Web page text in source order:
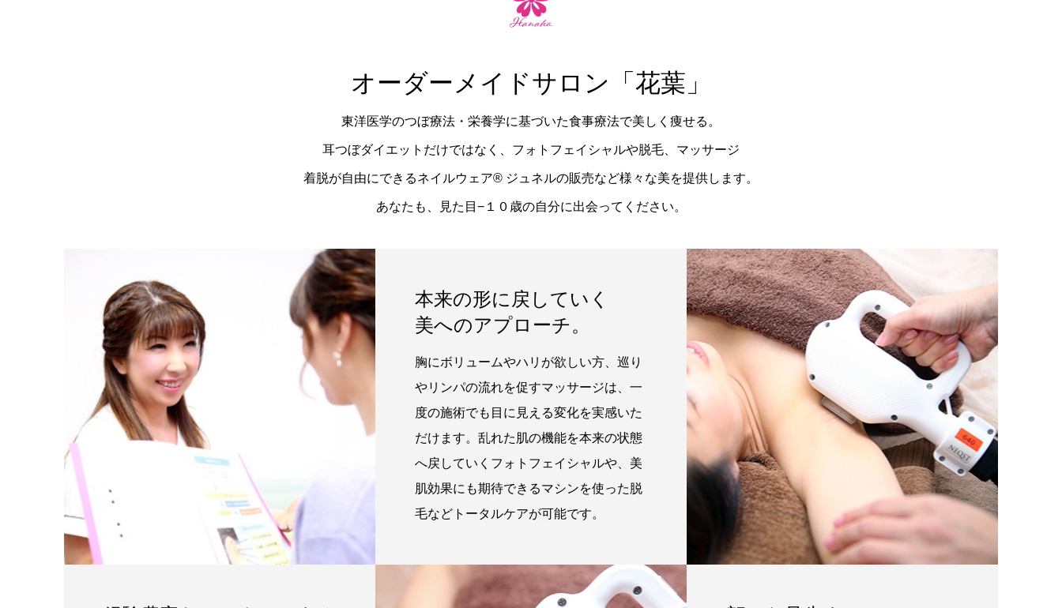
オーダーメイドサロン「花葉」
東洋医学のつぼ療法・栄養学に基づいた食事療法で美しく痩せる。
耳つぼダイエットだけではなく、フォトフェイシャルや脱毛、マッサージ
着脱が自由にできるネイルウェア®︎ ジュネルの販売など様々な美を提供します。
あなたも、見た目−１０歳の自分に出会ってください。
本来の形に戻していく
美へのアプローチ。
胸にボリュームやハリが欲しい方、巡り
やリンパの流れを促すマッサージは、一
度の施術でも目に見える変化を実感いた
だけます。乱れた肌の機能を本来の状態
へ戻していくフォトフェイシャルや、美
肌効果にも期待できるマシンを使った脱
毛などトータルケアが可能です。